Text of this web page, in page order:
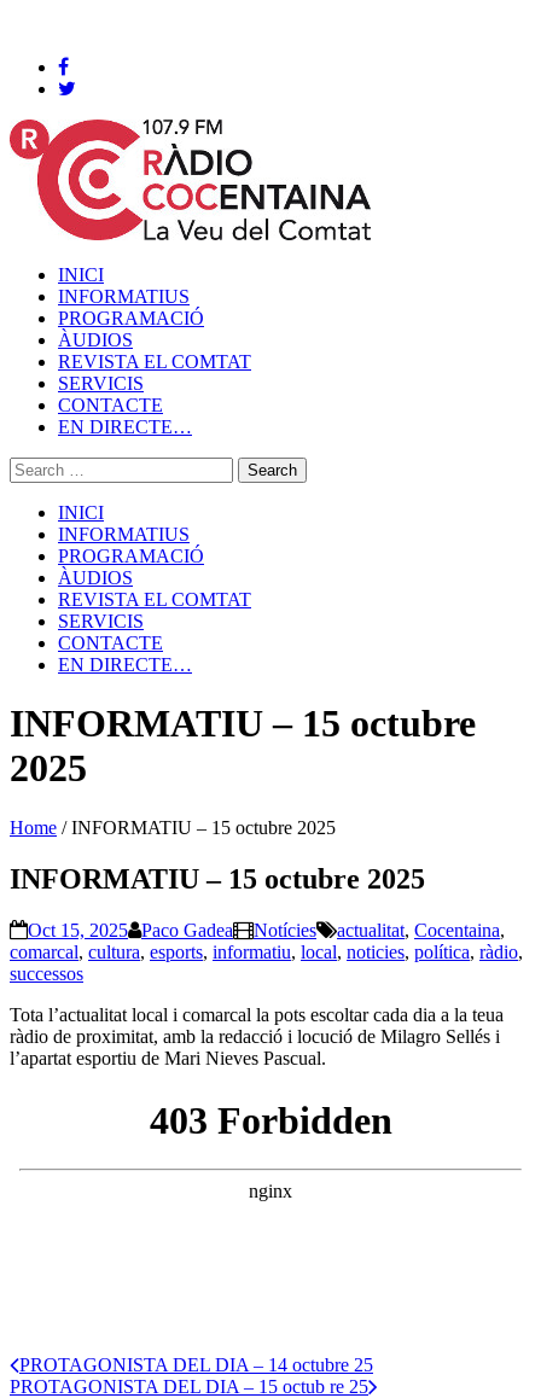
INICI
INFORMATIUS
PROGRAMACIÓ
ÀUDIOS
REVISTA EL COMTAT
SERVICIS
CONTACTE
EN DIRECTE…
INICI
INFORMATIUS
PROGRAMACIÓ
ÀUDIOS
REVISTA EL COMTAT
SERVICIS
CONTACTE
EN DIRECTE…
INFORMATIU – 15 octubre
2025
Home /INFORMATIU – 15 octubre 2025
INFORMATIU – 15 octubre 2025
Oct 15, 2025 Paco Gadea Notícies actualitat, Cocentaina,
comarcal, cultura, esports, informatiu, local, noticies, política, ràdio,
successos
Tota l’actualitat local i comarcal la pots escoltar cada dia a la teua
ràdio de proximitat, amb la redacció i locució de Milagro Sellés i
l’apartat esportiu de Mari Nieves Pascual.
PROTAGONISTA DEL DIA – 14 octubre 25
PROTAGONISTA DEL DIA – 15 octub re 25